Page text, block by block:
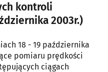
kontroli
2003r.)
18 - 19 października
pomiaru prędkości
ciągach